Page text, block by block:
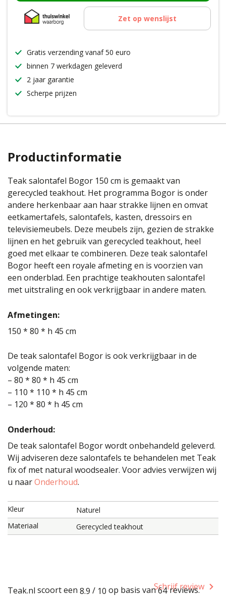
Zet op wenslijst
Gratis verzending vanaf 50 euro
binnen 7 werkdagen geleverd
2 jaar garantie
Scherpe prijzen
Productinformatie
Teak salontafel Bogor 150 cm is gemaakt van
gerecycled teakhout. Het programma Bogor is onder
andere herkenbaar aan haar strakke lijnen en omvat
eetkamertafels, salontafels, kasten, dressoirs en
televisiemeubels. Deze meubels zijn, gezien de strakke
lijnen en het gebruik van gerecycled teakhout, heel
goed met elkaar te combineren. Deze teak salontafel
Bogor heeft een royale afmeting en is voorzien van
een onderblad. Een prachtige teakhouten salontafel
met uitstraling en ook verkrijgbaar in andere maten.
Afmetingen:
150 * 80 * h 45 cm
De teak salontafel Bogor is ook verkrijgbaar in de
volgende maten:
– 80 * 80 * h 45 cm
– 110 * 110 * h 45 cm
– 120 * 80 * h 45 cm
Onderhoud:
De teak salontafel Bogor wordt onbehandeld geleverd.
Wij adviseren deze salontafels te behandelen met Teak
fix of met natural woodsealer. Voor advies verwijzen wij
u naarOnderhoud.
Kleur
Naturel
Materiaal
Gerecycled teakhout
Schrijf review
Teak.nl scoort een 8.9 / 10 op basis van64 reviews.